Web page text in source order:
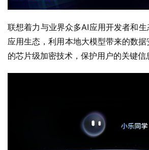
联想着力与业界众多AI应用开发者和
应用生态，利用本地大模型带来的数
的芯片级加密技术，保护用户的关键信